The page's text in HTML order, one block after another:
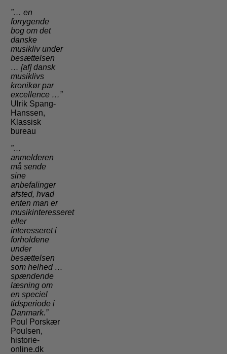
”… en
forrygende
bog om det
danske
musikliv under
besættelsen
… [af] dansk
musiklivs
kronikør par
excellence …”
Ulrik Spang-
Hanssen,
Klassisk
bureau
”…
anmelderen
må sende
sine
anbefalinger
afsted, hvad
enten man er
musikinteresseret
eller
interesseret i
forholdene
under
besættelsen
som helhed …
spændende
læsning om
en speciel
tidsperiode i
Danmark.”
Poul Porskær
Poulsen,
historie-
online.dk